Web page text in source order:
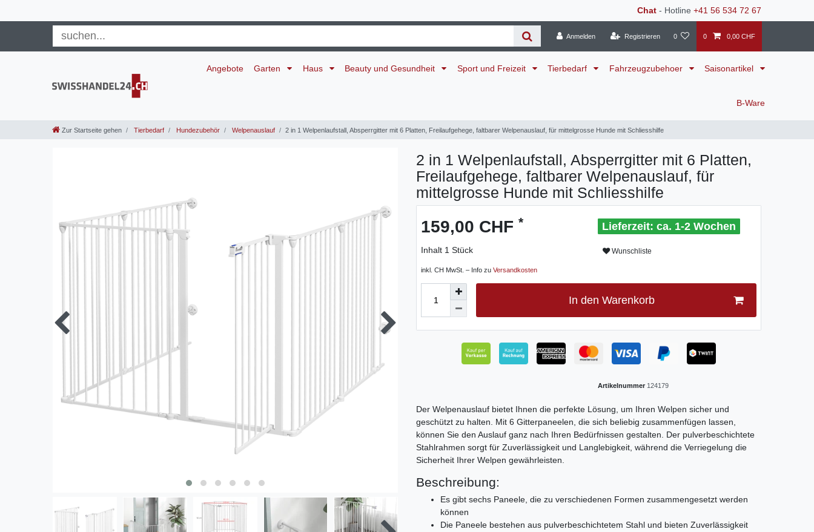
Chat - Hotline +41 56 534 72 67
Anmelden Registrieren 0 0 0,00 CHF
Angebote Garten Haus Beauty und Gesundheit Sport und Freizeit Tierbedarf Fahrzeugzubehoer Saisonartikel
B-Ware
Zur Startseite gehen Tierbedarf Hundezubehör Welpenauslauf 2 in 1 Welpenlaufstall, Absperrgitter mit 6 Platten, Freilaufgehege, faltbarer Welpenauslauf, für mittelgrosse Hunde mit Schliesshilfe
2 in 1 Welpenlaufstall, Absperrgitter mit 6 Platten,
Freilaufgehege, faltbarer Welpenauslauf, für
mittelgrosse Hunde mit Schliesshilfe
159,00 CHF *
Inhalt 1 Stück
inkl. CH MwSt. – Info zu Versandkosten
ca. 1-2 Wochen
Wunschliste
In den Warenkorb
Artikelnummer 124179
Der Welpenauslauf bietet Ihnen die perfekte Lösung, um Ihren Welpen sicher und
geschützt zu halten. Mit 6 Gitterpaneelen, die sich beliebig zusammenfügen lassen,
können Sie den Auslauf ganz nach Ihren Bedürfnissen gestalten. Der pulverbeschichtete
Stahlrahmen sorgt für Zuverlässigkeit und Langlebigkeit, während die Verriegelung die
Sicherheit Ihrer Welpen gewährleisten.
Beschreibung:
Es gibt sechs Paneele, die zu verschiedenen Formen zusammengesetzt werden
können
Die Paneele bestehen aus pulverbeschichtetem Stahl und bieten Zuverlässigkeit